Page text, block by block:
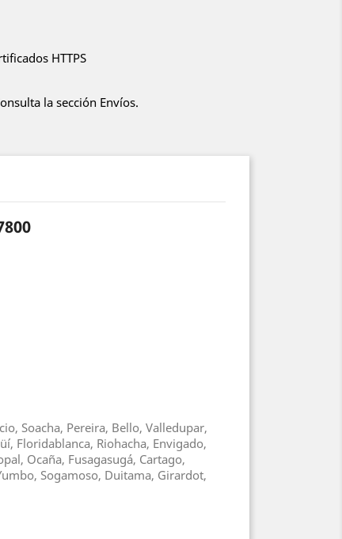
HTTPS
la sección Envíos.
Soacha, Pereira, Bello, Valledupar,
Floridablanca, Riohacha, Envigado,
Ocaña, Fusagasugá, Cartago,
Sogamoso, Duitama, Girardot,